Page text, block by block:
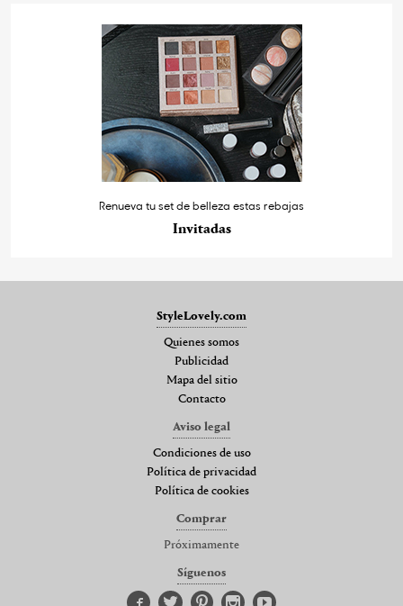
Renueva tu set de belleza estas rebajas
Invitadas
StyleLovely.com
Quienes somos
Publicidad
Mapa del sitio
Contacto
Aviso legal
Condiciones de uso
Política de privacidad
Política de cookies
Comprar
Próximamente
Síguenos